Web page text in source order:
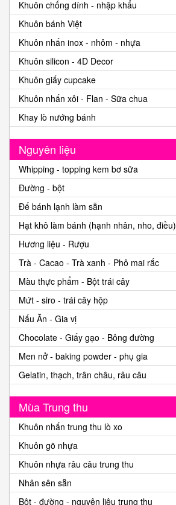
Khuôn chống dính - nhập khẩu
Khuôn bánh Việt
Khuôn nhấn inox - nhôm - nhựa
Khuôn silicon - 4D Decor
Khuôn giấy cupcake
Khuôn nhấn xôi - Flan - Sữa chua
Khay lò nướng bánh
Nguyên liệu
Whipping - topping kem bơ sữa
Đường - bột
Đế bánh lạnh làm sẵn
Hạt khô làm bánh (hạnh nhân, nho, điều)
Hương liệu - Rượu
Trà - Cacao - Trà xanh - Phô mai rắc
Màu thực phẩm - Bột trái cây
Mứt - siro - trái cây hộp
Nấu Ăn - Gia vị
Chocolate - Giấy gạo - Bông đường
Men nở - baking powder - phụ gia
Gelatin, thạch, trân châu, râu câu
Mùa Trung thu
Khuôn nhấn trung thu lò xo
Khuôn gõ nhựa
Khuôn nhựa râu câu trung thu
Nhân sên sẵn
Bột - đường - nguyên liệu trung thu